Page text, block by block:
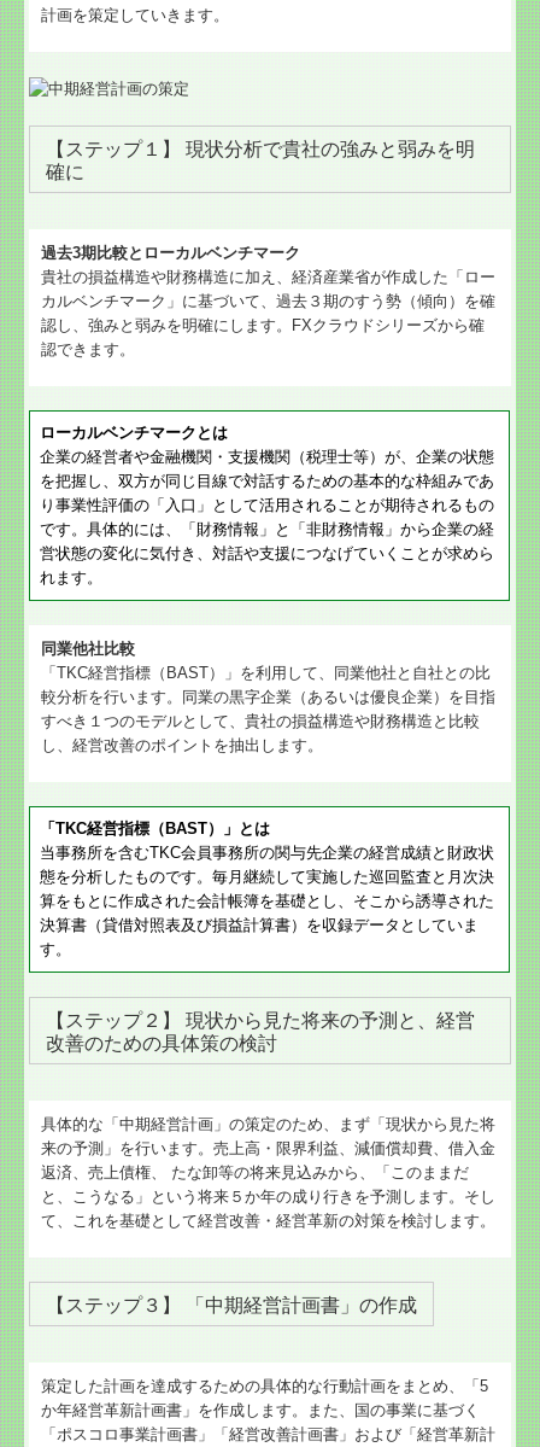
計画を策定していきます。
【ステップ１】 現状分析で貴社の強みと弱みを明
確に
過去3期比較とローカルベンチマーク
貴社の損益構造や財務構造に加え、経済産業省が作成した「ロー
カルベンチマーク」に基づいて、過去３期のすう勢（傾向）を確
認し、強みと弱みを明確にします。FXクラウドシリーズから確
認できます。
ローカルベンチマークとは
企業の経営者や金融機関・支援機関（税理士等）が、企業の状態
を把握し、双方が同じ目線で対話するための基本的な枠組みであ
り事業性評価の「入口」として活用されることが期待されるもの
です。具体的には、「財務情報」と「非財務情報」から企業の経
営状態の変化に気付き、対話や支援につなげていくことが求めら
れます。
同業他社比較
「TKC経営指標（BAST）」を利用して、同業他社と自社との比
較分析を行います。同業の黒字企業（あるいは優良企業）を目指
すべき１つのモデルとして、貴社の損益構造や財務構造と比較
し、経営改善のポイントを抽出します。
「TKC経営指標（BAST）」とは
当事務所を含むTKC会員事務所の関与先企業の経営成績と財政状
態を分析したものです。毎月継続して実施した巡回監査と月次決
算をもとに作成された会計帳簿を基礎とし、そこから誘導された
決算書（貸借対照表及び損益計算書）を収録データとしていま
す。
【ステップ２】 現状から見た将来の予測と、経営
改善のための具体策の検討
具体的な「中期経営計画」の策定のため、まず「現状から見た将
来の予測」を行います。売上高・限界利益、減価償却費、借入金
返済、売上債権、 たな卸等の将来見込みから、「このままだ
と、こうなる」という将来５か年の成り行きを予測します。そし
て、これを基礎として経営改善・経営革新の対策を検討します。
【ステップ３】 「中期経営計画書」の作成
策定した計画を達成するための具体的な行動計画をまとめ、「5
か年経営革新計画書」を作成します。また、国の事業に基づく
「ポスコロ事業計画書」「経営改善計画書」および「経営革新計